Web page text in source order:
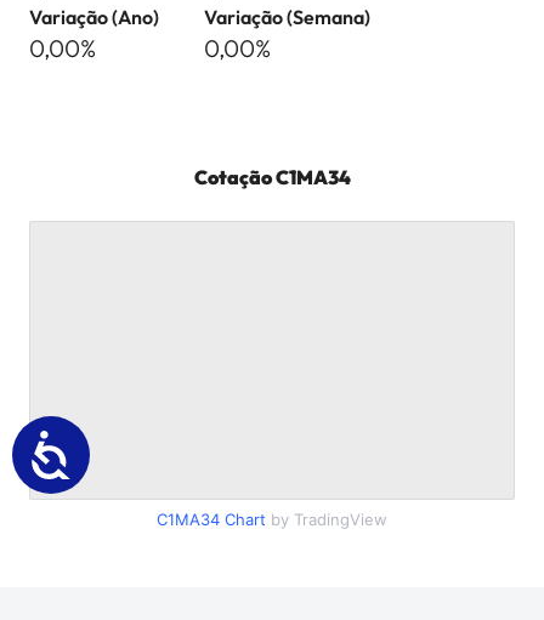
Variação (Ano)
0,00%
Variação (Semana)
0,00%
CotaçãoC1MA34
C1MA34 Chart by TradingView